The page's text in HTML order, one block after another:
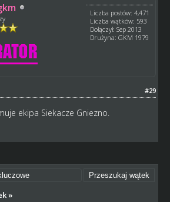
Liczba postów: 4,471
Liczba wątków: 593
Dołączył: Sep 2013
Drużyna: GKM 1979
#29
ekipa Siekacze Gniezno.
»